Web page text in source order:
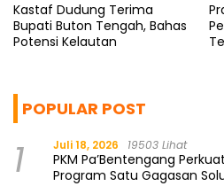
Kastaf Dudung Terima
Bupati Buton Tengah, Bahas
Potensi Kelautan
POPULAR POST
1 Juli 18, 2026 19503 Lihat
PKM Pa’Bentengang
Program Satu Gagasan